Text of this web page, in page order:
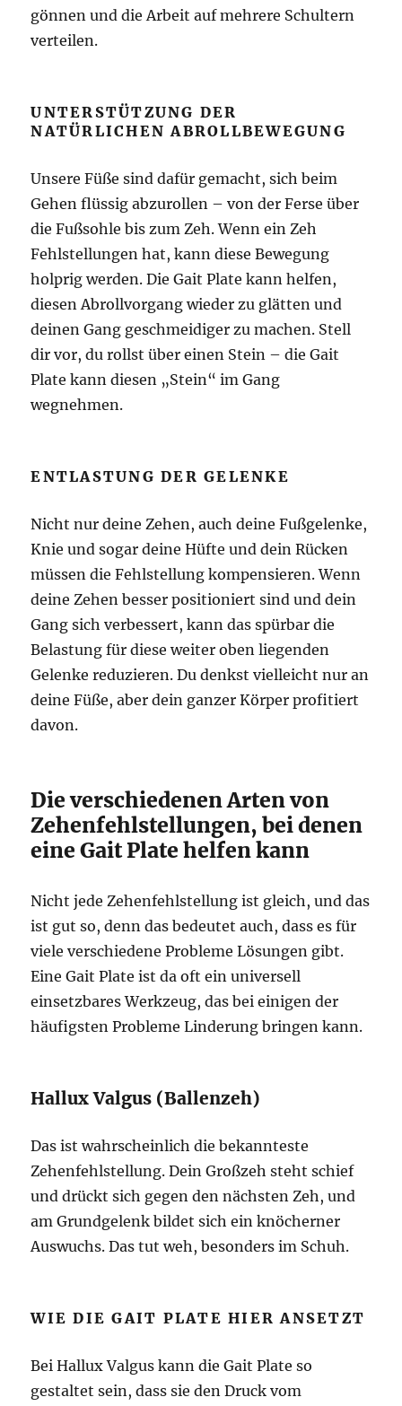
gönnen und die Arbeit auf mehrere Schultern
verteilen.
UNTERSTÜTZUNG DER
NATÜRLICHEN ABROLLBEWEGUNG
Unsere Füße sind dafür gemacht, sich beim
Gehen flüssig abzurollen – von der Ferse über
die Fußsohle bis zum Zeh. Wenn ein Zeh
Fehlstellungen hat, kann diese Bewegung
holprig werden. Die Gait Plate kann helfen,
diesen Abrollvorgang wieder zu glätten und
deinen Gang geschmeidiger zu machen. Stell
dir vor, du rollst über einen Stein – die Gait
Plate kann diesen „Stein“ im Gang
wegnehmen.
ENTLASTUNG DER GELENKE
Nicht nur deine Zehen, auch deine Fußgelenke,
Knie und sogar deine Hüfte und dein Rücken
müssen die Fehlstellung kompensieren. Wenn
deine Zehen besser positioniert sind und dein
Gang sich verbessert, kann das spürbar die
Belastung für diese weiter oben liegenden
Gelenke reduzieren. Du denkst vielleicht nur an
deine Füße, aber dein ganzer Körper profitiert
davon.
Die verschiedenen Arten von
Zehenfehlstellungen, bei denen
eine Gait Plate helfen kann
Nicht jede Zehenfehlstellung ist gleich, und das
ist gut so, denn das bedeutet auch, dass es für
viele verschiedene Probleme Lösungen gibt.
Eine Gait Plate ist da oft ein universell
einsetzbares Werkzeug, das bei einigen der
häufigsten Probleme Linderung bringen kann.
Hallux Valgus (Ballenzeh)
Das ist wahrscheinlich die bekannteste
Zehenfehlstellung. Dein Großzeh steht schief
und drückt sich gegen den nächsten Zeh, und
am Grundgelenk bildet sich ein knöcherner
Auswuchs. Das tut weh, besonders im Schuh.
WIE DIE GAIT PLATE HIER ANSETZT
Bei Hallux Valgus kann die Gait Plate so
gestaltet sein, dass sie den Druck vom